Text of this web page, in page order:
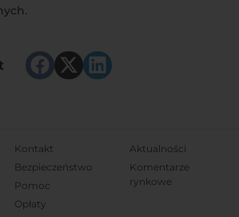
Kontakt
Bezpieczeństwo
Pomoc
Opłaty
Aktualności
Komentarze
rynkowe